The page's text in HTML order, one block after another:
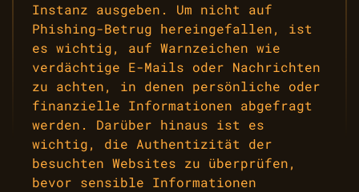
Instanz ausgeben. Um nicht auf
Phishing-Betrug hereingefallen, ist
es wichtig, auf Warnzeichen wie
verdächtige E-Mails oder Nachrichten
zu achten, in denen persönliche oder
finanzielle Informationen abgefragt
werden. Darüber hinaus ist es
wichtig, die Authentizität der
besuchten Websites zu überprüfen,
bevor sensible Informationen